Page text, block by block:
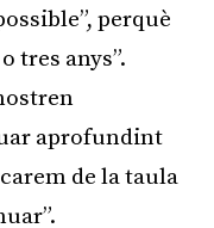
perquè
tres anys”.
aprofundint
de la taula